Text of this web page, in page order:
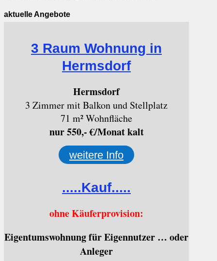
aktuelle Angebote
3 Raum Wohnung in
Hermsdorf
Hermsdorf
3 Zimmer mit Balkon und Stellplatz
71 m² Wohnfläche
nur 550,- €/Monat kalt
weitere Info
.....Kauf.....
ohne Käuferprovision:
Eigentumswohnung für Eigennutzer … oder
Anleger